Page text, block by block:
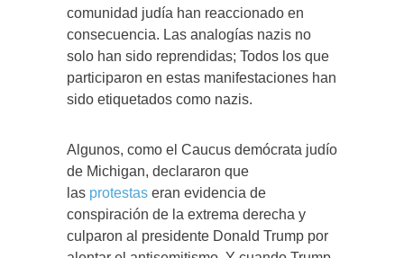
comunidad judía han reaccionado en
consecuencia. Las analogías nazis no
solo han sido reprendidas; Todos los que
participaron en estas manifestaciones han
sido etiquetados como nazis.
Algunos, como el Caucus demócrata judío
de Michigan, declararon que
las protestas eran evidencia de
conspiración de la extrema derecha y
culparon al presidente Donald Trump por